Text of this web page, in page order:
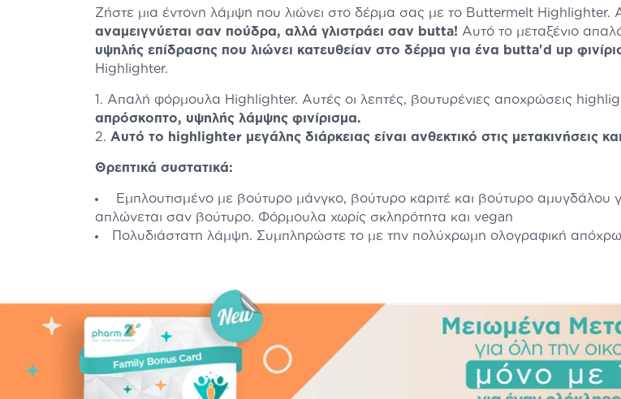
Ζήστε μια έντονη λάμψη που λιώνει στο δέρμα σας με το Buttermelt
αναμειγνύεται σαν πούδρα, αλλά γλιστράει σαν butta! Αυτό το μεταξένιο
υψηλής επίδρασης που λιώνει κατευθείαν στο δέρμα για ένα butta'd up
Highlighter.
Απαλή φόρμουλα Highlighter. Αυτές οι λεπτές, βουτυρένιες αποχρώσεις
απρόσκοπτο, υψηλής λάμψης φινίρισμα.
Αυτό το highlighter μεγάλης διάρκειας είναι ανθεκτικό στις μετακινήσεις
Θρεπτικά συστατικά:
Εμπλουτισμένο με βούτυρο μάνγκο, βούτυρο καριτέ και βούτυρο
απλώνεται σαν βούτυρο. Φόρμουλα χωρίς σκληρότητα και vegan
Πολυδιάστατη λάμψη. Συμπληρώστε το με την πολύχρωμη ολογραφική